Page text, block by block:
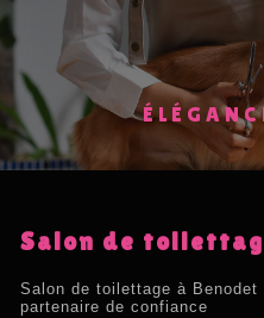
Salon de
Salon de toilettage à
partenaire de confiance